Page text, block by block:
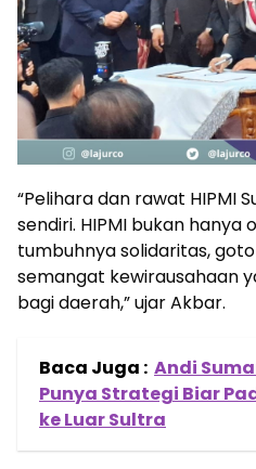
“Pelihara dan rawat HIPMI
sendiri. HIPMI bukan hanya
tumbuhnya solidaritas,
semangat kewirausahaan
bagi daerah,” ujar Akbar.
Baca Juga : Andi
Punya Strategi Biar
ke Luar Sultra